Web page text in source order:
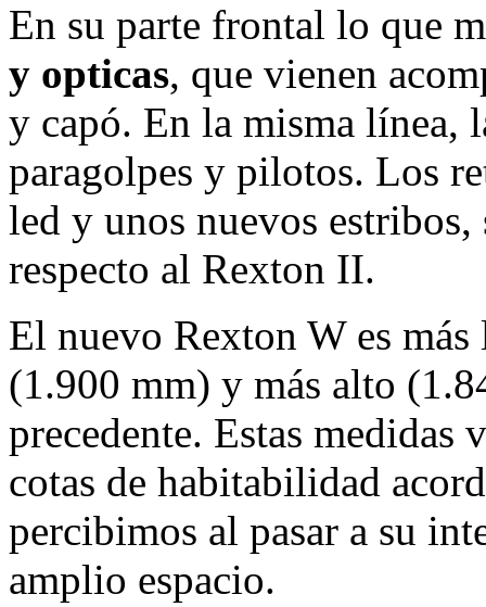
En su parte frontal lo que
y opticas, que vienen
y capó. En la misma línea,
paragolpes y pilotos. Los
led y unos nuevos
respecto al Rexton II.
El nuevo Rexton W es
(1.900 mm) y más alto
precedente. Estas medidas
cotas de habitabilidad
percibimos al pasar a su
amplio espacio.